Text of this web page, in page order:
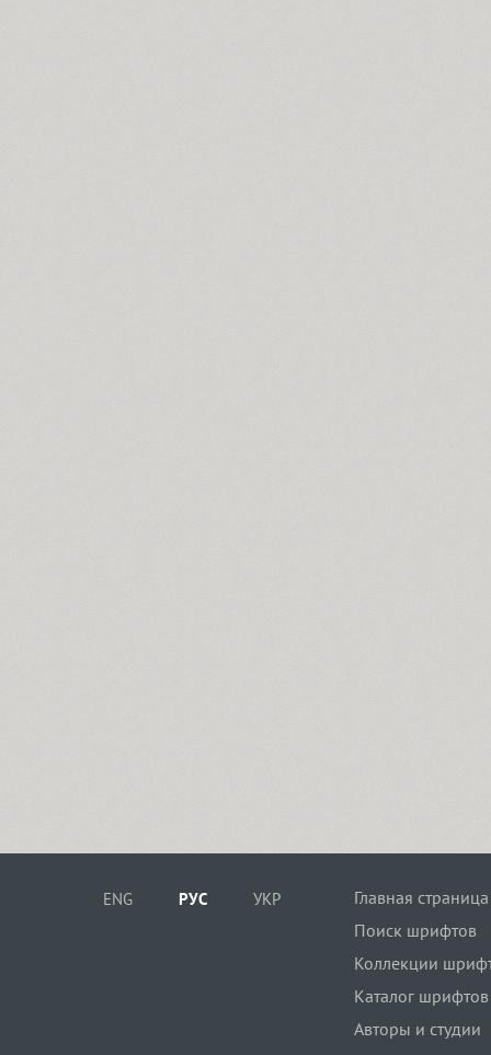
ENG РУС УКР
Главная страница
Поиск шрифтов
Коллекции
Каталог шрифтов
Авторы и студии